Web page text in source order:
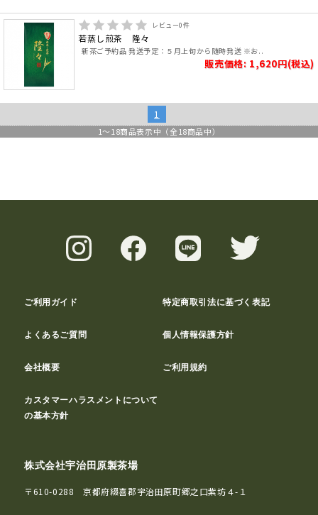
レビュー0件
若蒸し煎茶 隆々
新茶ご予約品 発送予定：５月上旬から随時発送 ※お..
販売価格: 1,620円(税込)
1
1～ 18商品表示中（全 18商品中）
ご利用ガイド 特定商取引法に基づく表記
よくあるご質問 個人情報保護方針
会社概要 ご利用規約
カスタマーハラスメントについて
の基本方針
株式会社宇治田原製茶場
〒610-0288 京都府綴喜郡宇治田原町郷之口紫坊４-１